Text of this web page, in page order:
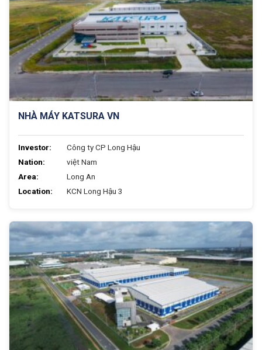
NHÀ MÁY KATSURA VN
Investor:
Công ty CP Long Hậu
Nation:
việt Nam
Area:
Long An
Location:
KCN Long Hậu 3